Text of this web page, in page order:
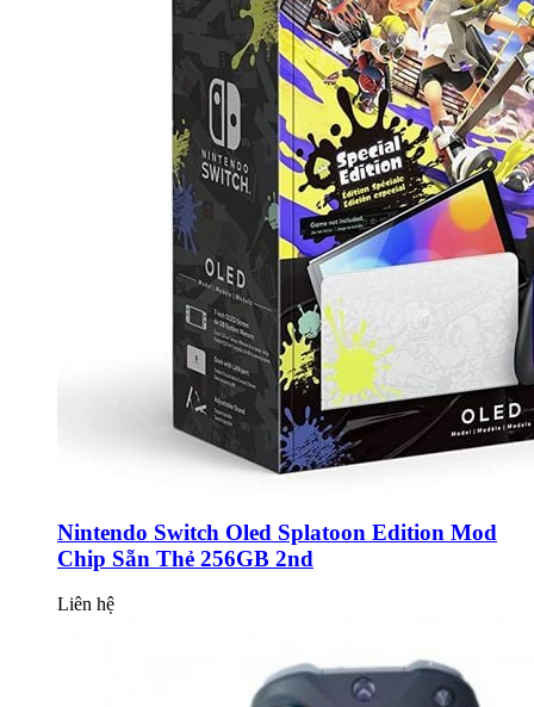
Nintendo Switch Oled Splatoon Edition Mod
Chip Sẵn Thẻ 256GB 2nd
Liên hệ